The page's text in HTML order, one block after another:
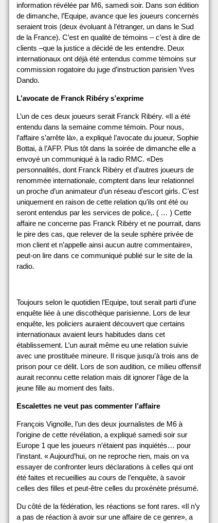
information révélée par M6, samedi soir. Dans son édition
de dimanche, l’Equipe, avance que les joueurs concernés
seraient trois (deux évoluant à l’étranger, un dans le Sud
de la France). C’est en qualité de témoins – c’est à dire de
clients –que la justice a décidé de les entendre. Deux
internationaux ont déjà été entendus comme témoins sur
commission rogatoire du juge d’instruction parisien Yves
Dando.
L’avocate de Franck Ribéry s’exprime
L’un de ces deux joueurs serait Franck Ribéry. «Il a été
entendu dans la semaine comme témoin. Pour nous,
l’affaire s’arrête là», a expliqué l’avocate du joueur, Sophie
Bottai, à l’AFP. Plus tôt dans la soirée de dimanche elle a
envoyé un communiqué à la radio RMC. «Des
personnalités, dont Franck Ribéry et d’autres joueurs de
renommée internationale, comptent dans leur relationnel
un proche d’un animateur d’un réseau d’escort girls. C’est
uniquement en raison de cette relation qu’ils ont été ou
seront entendus par les services de police,. ( … ) Cette
affaire ne concerne pas Franck Ribéry et ne pourrait, dans
le pire des cas, que relever de la seule sphère privée de
mon client et n’appelle ainsi aucun autre commentaire»,
peut-on lire dans ce communiqué publié sur le site de la
radio.
Toujours selon le quotidien l’Equipe, tout serait parti d’une
enquête liée à une discothèque parisienne. Lors de leur
enquête, les policiers auraient découvert que certains
internationaux avaient leurs habitudes dans cet
établissement. L’un aurait même eu une relation suivie
avec une prostituée mineure. Il risque jusqu’à trois ans de
prison pour ce délit. Lors de son audition, ce milieu offensif
aurait reconnu cette relation mais dit ignorer l’âge de la
jeune fille au moment des faits.
Escalettes ne veut pas commenter l’affaire
François Vignolle, l’un des deux journalistes de M6 à
l’origine de cette révélation, a expliqué samedi soir sur
Europe 1 que les joueurs n’étaient pas inquiétés… pour
l’instant. « Aujourd’hui, on ne reproche rien, mais on va
essayer de confronter leurs déclarations à celles qui ont
été faites et recueillies au cours de l’enquête, à savoir
celles des filles et peut-être celles du proxénète présumé.
Du côté de la fédération, les réactions se font rares. «Il n’y
a pas de réaction à avoir sur une affaire de ce genre», a